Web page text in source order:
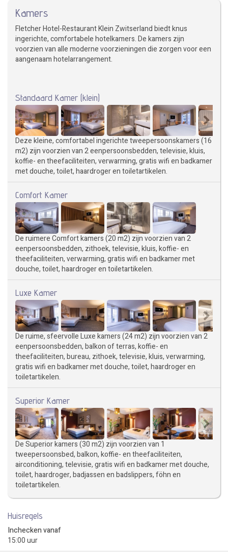
Kamers
Fletcher Hotel-Restaurant Klein Zwitserland biedt knus
ingerichte, comfortabele hotelkamers. De kamers zijn
voorzien van alle moderne voorzieningen die zorgen voor een
aangenaam hotelarrangement.
Standaard Kamer (klein)
Deze kleine, comfortabel ingerichte tweepersoonskamers (16
m2) zijn voorzien van 2 eenpersoonsbedden, televisie, kluis,
koffie- en theefaciliteiten, verwarming, gratis wifi en badkamer
met douche, toilet, haardroger en toiletartikelen.
Comfort Kamer
De ruimere Comfort kamers (20 m2) zijn voorzien van 2
eenpersoonsbedden, zithoek, televisie, kluis, koffie- en
theefaciliteiten, verwarming, gratis wifi en badkamer met
douche, toilet, haardroger en toiletartikelen.
Luxe Kamer
De ruime, sfeervolle Luxe kamers (24 m2) zijn voorzien van 2
eenpersoonsbedden, balkon of terras, koffie- en
theefaciliteiten, bureau, zithoek, televisie, kluis, verwarming,
gratis wifi en badkamer met douche, toilet, haardroger en
toiletartikelen.
Superior Kamer
De Superior kamers (30 m2) zijn voorzien van 1
tweepersoonsbed, balkon, koffie- en theefaciliteiten,
airconditioning, televisie, gratis wifi en badkamer met douche,
toilet, haardroger, badjassen en badslippers, föhn en
toiletartikelen.
Huisregels
Inchecken vanaf
15:00 uur